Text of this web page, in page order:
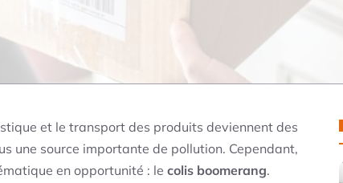
et le transport des produits deviennent des
une source importante de pollution. Cependant,
en opportunité : le colis boomerang.